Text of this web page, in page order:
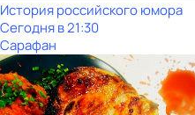
История российского юмора
Сегодня в 21:30
Сарафан